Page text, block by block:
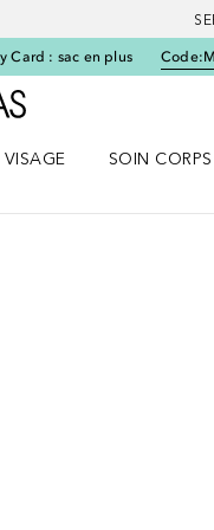
Card : sac en plus Code:
Vers l'accueil Douglas
SOIN CORPS